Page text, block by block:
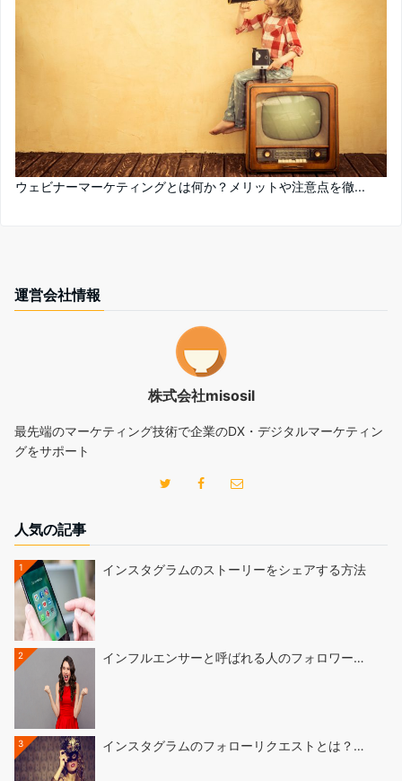
ウェビナーマーケティングとは何か？メリットや注意点を徹...
運営会社情報
株式会社misosil
最先端のマーケティング技術で企業のDX・デジタルマーケティン
グをサポート
人気の記事
1 インスタグラムのストーリーをシェアする方法
2 インフルエンサーと呼ばれる人のフォロワー…
3 インスタグラムのフォローリクエストとは？…